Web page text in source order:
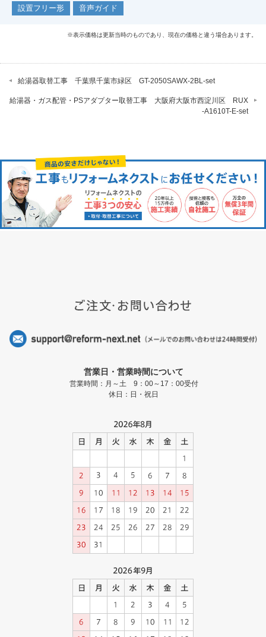
設置フリー形
音声ガイド
※表示価格は更新当時のものであり、現在の価格と違う場合あります。
給湯器取替工事 千葉県千葉市緑区 GT-2050SAWX-2BL-set
給湯器・ガス配管・PSアダプター取替工事 大阪府大阪市西淀川区 RUX
-A1610T-E-set
営業日・営業時間について
営業時間：月～土 9：00～17：00受付
休日：日・祝日